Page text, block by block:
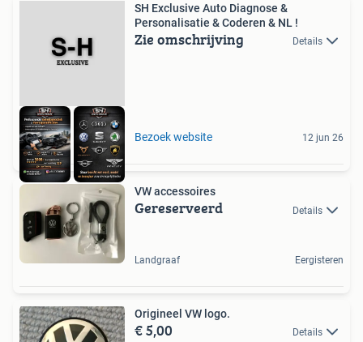
SH Exclusive Auto Diagnose &
Personalisatie & Coderen & NL !
Zie omschrijving Details
Bezoek website 12 jun 26
VW accessoires
Gereserveerd Details
Landgraaf Eergisteren
Origineel VW logo.
€ 5,00 Details